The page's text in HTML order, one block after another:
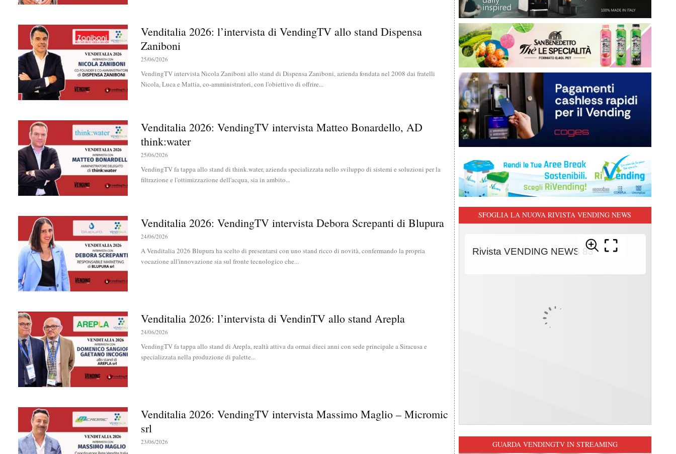
Venditalia 2026: l’intervista di VendingTV allo stand Dispensa
Zaniboni
25/06/2026
VendingTV intervista Nicola Zaniboni allo stand di Dispensa Zaniboni, azienda fondata nel 2008 dai fratelli
Nicola, Luca e Mattia, co-amministratori, con l'obiettivo di offrire...
Venditalia 2026: VendingTV intervista Matteo Bonardello, AD
think:water
25/06/2026
VendingTV fa tappa allo stand di think.water, azienda specializzata nello sviluppo di sistemi e soluzioni per la
filtrazione e l'ottimizzazione dell'acqua, sia in ambito...
Venditalia 2026: VendingTV intervista Debora Screpanti di Blupura
24/06/2026
A Venditalia 2026 Blupura ha scelto di presentarsi con uno stand ricco di novità, confermando la propria
vocazione all'innovazione sia sul fronte tecnologico che...
Venditalia 2026: l’intervista di VendinTV allo stand Arepla
24/06/2026
VendingTV fa tappa allo stand di Arepla, realtà attiva da ormai dieci anni con sede principale a Siracusa e
specializzata nella produzione di palette...
Venditalia 2026: VendingTV intervista Massimo Maglio – Micromic
srl
23/06/2026
SFOGLIA LA NUOVA RIVISTA VENDING NEWS
GUARDA VENDINGTV IN STREAMING